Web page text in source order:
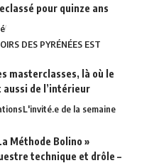
pour quinze ans
DES PYRÉNÉES EST
masterclasses, là où le
de l’intérieur
L'invité.e de la semaine
Méthode Bolino »
technique et drôle –